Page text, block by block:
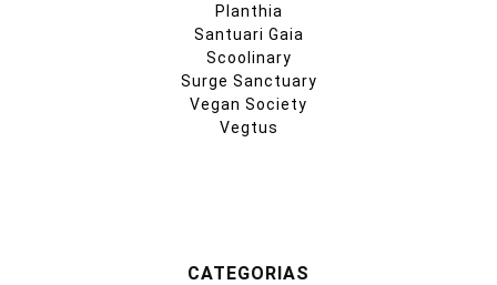
Planthia
Santuari Gaia
Scoolinary
Surge Sanctuary
Vegan Society
Vegtus
CATEGORIAS